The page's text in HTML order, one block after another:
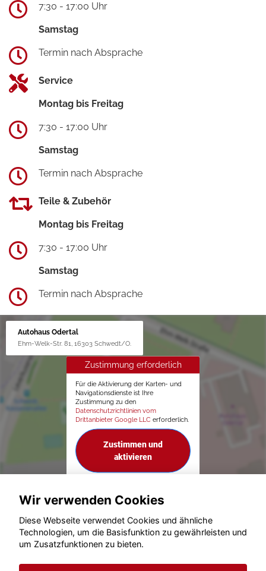
7:30 - 17:00 Uhr
Samstag
Termin nach Absprache
Service
Montag bis Freitag
7:30 - 17:00 Uhr
Samstag
Termin nach Absprache
Teile & Zubehör
Montag bis Freitag
7:30 - 17:00 Uhr
Samstag
Termin nach Absprache
Autohaus Odertal
Ehm-Welk-Str. 81, 16303 Schwedt/O.
Zustimmung erforderlich
Für die Aktivierung der Karten- und
Navigationsdienste ist Ihre
Zustimmung zu den
Datenschutzrichtlinien vom
Drittanbieter Google LLC erforderlich.
Zustimmen und
aktivieren
© konjunkturmotor.de GmbH 2020 - 2026
Wir verwenden Cookies
Diese Webseite verwendet Cookies und ähnliche
Technologien, um die Basisfunktion zu gewährleisten und
um Zusatzfunktionen zu bieten.